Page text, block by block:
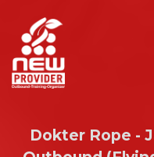
Dokter Rope -